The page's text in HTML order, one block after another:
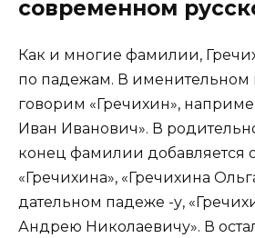
современном
Как и многие фамилии,
по падежам. В
говорим «Гречихин»,
Иван Иванович». В
конец фамилии добавляется
«Гречихина», «Гречихина
дательном падеже -у,
Андрею Николаевичу». В